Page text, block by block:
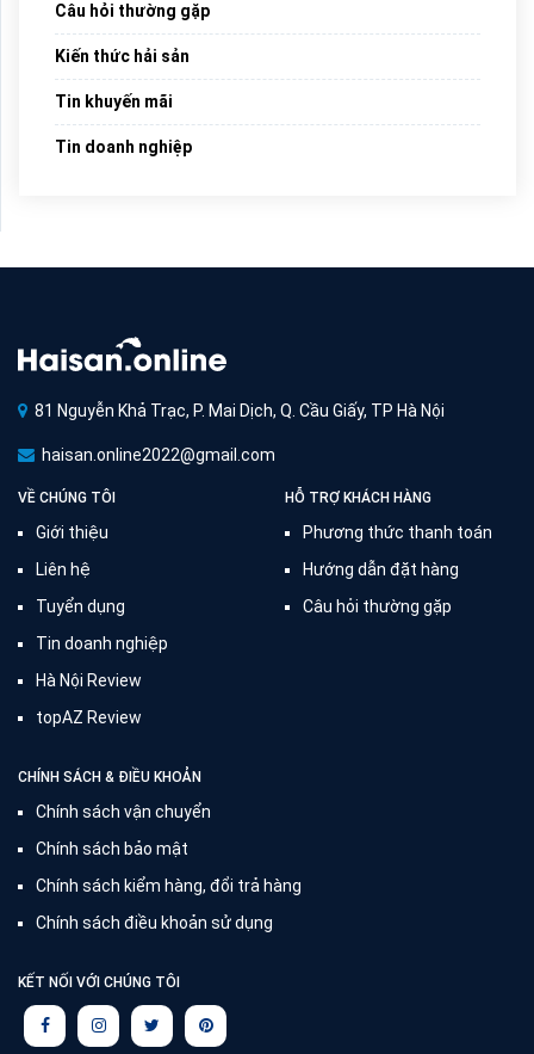
Câu hỏi thường gặp
Kiến thức hải sản
Tin khuyến mãi
Tin doanh nghiệp
81 Nguyễn Khả Trạc, P. Mai Dịch, Q. Cầu Giấy, TP Hà Nội
haisan.online2022@gmail.com
VỀ CHÚNG TÔI
Giới thiệu
Liên hệ
Tuyển dụng
Tin doanh nghiệp
Hà Nội Review
topAZ Review
HỖ TRỢ KHÁCH HÀNG
Phương thức thanh toán
Hướng dẫn đặt hàng
Câu hỏi thường gặp
CHÍNH SÁCH & ĐIỀU KHOẢN
Chính sách vận chuyển
Chính sách bảo mật
Chính sách kiểm hàng, đổi trả hàng
Chính sách điều khoản sử dụng
KẾT NỐI VỚI CHÚNG TÔI